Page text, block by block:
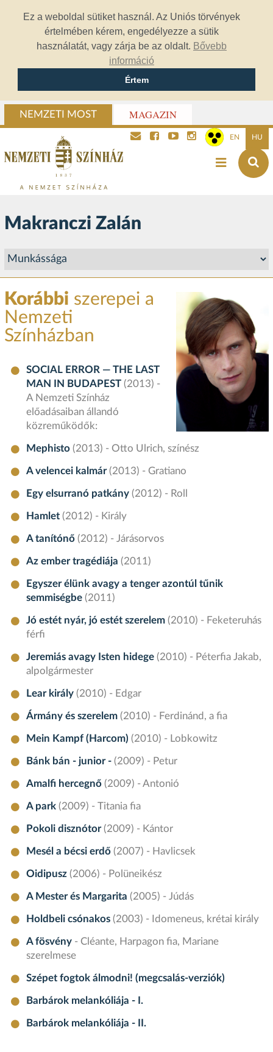
Ez a weboldal sütiket használ. Az Uniós törvények
értelmében kérem, engedélyezze a sütik
használatát, vagy zárja be az oldalt. Bővebb
információ
Értem
NEMZETI MOST MAGAZIN
EN HU
Makranczi Zalán
Korábbi szerepei a
Nemzeti
Színházban
SOCIAL ERROR — THE LAST
MAN IN BUDAPEST(2013) -
A Nemzeti Színház
előadásaiban állandó
közreműködők:
Mephisto(2013) - Otto Ulrich, színész
A velencei kalmár(2013) - Gratiano
Egy elsurranó patkány(2012) - Roll
Hamlet(2012) - Király
A tanítónő(2012) - Járásorvos
Az ember tragédiája (2011)
Egyszer élünk avagy a tenger azontúl tűnik
semmiségbe(2011)
Jó estét nyár, jó estét szerelem(2010) - Feketeruhás
férfi
Jeremiás avagy Isten hidege(2010) - Péterfia Jakab,
alpolgármester
Lear király(2010) - Edgar
Ármány és szerelem(2010) - Ferdinánd, a fia
Mein Kampf (Harcom) (2010) - Lobkowitz
Bánk bán - junior -(2009) - Petur
Amalfi hercegnő(2009) - Antonió
A park(2009) - Titania fia
Pokoli disznótor(2009) - Kántor
Mesél a bécsi erdő(2007) - Havlicsek
Oidipusz(2006) - Polüneikész
A Mester és Margarita (2005) - Júdás
Holdbeli csónakos(2003) - Idomeneus, krétai király
A fösvény- Cléante, Harpagon fia, Mariane
szerelmese
Szépet fogtok álmodni! (megcsalás-verziók)
Barbárok melankóliája - I.
Barbárok melankóliája - II.